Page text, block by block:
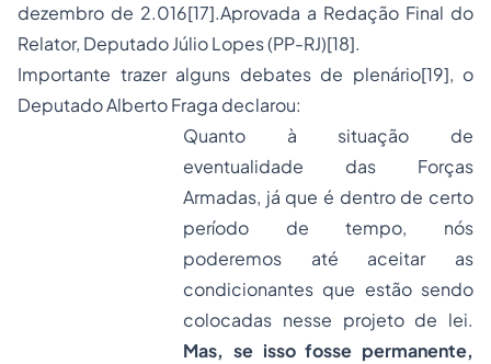
dezembro de 2.016[17].Aprovada a Redação Final do
Relator, Deputado Júlio Lopes (PP-RJ)[18].
Importante trazer alguns debates de plenário[19], o
Deputado Alberto Fraga declarou:
Quanto à situação de
eventualidade das Forças
Armadas, já que é dentro de certo
período de tempo, nós
poderemos até aceitar as
condicionantes que estão sendo
colocadas nesse projeto de lei.
Mas, se isso fosse permanente,